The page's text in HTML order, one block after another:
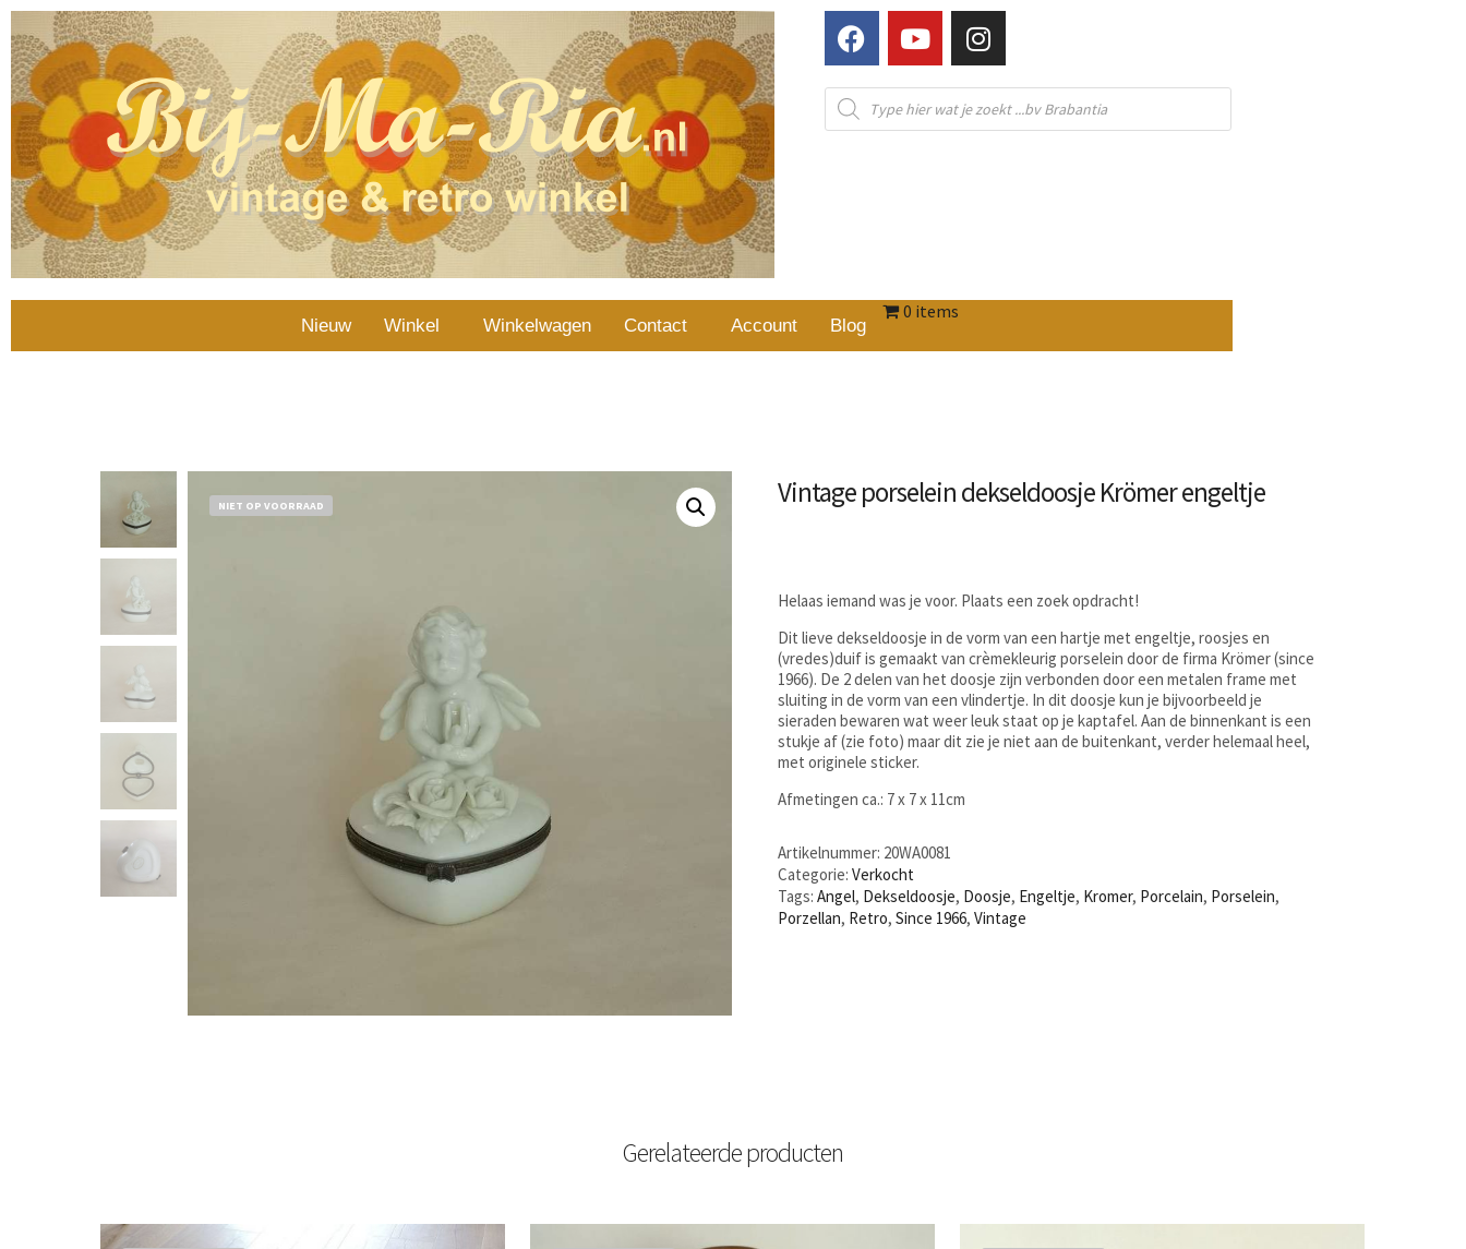
Nieuw Winkel Winkelwagen Contact Account Blog
0 items
NIET OP VOORRAAD Vintage porselein dekseldoosje Krömer engeltje
Helaas iemand was je voor. Plaats een zoek opdracht!
Dit lieve dekseldoosje in de vorm van een hartje met engeltje, roosjes en
(vredes)duif is gemaakt van crèmekleurig porselein door de firma Krömer (since
1966). De 2 delen van het doosje zijn verbonden door een metalen frame met
sluiting in de vorm van een vlindertje. In dit doosje kun je bijvoorbeeld je
sieraden bewaren wat weer leuk staat op je kaptafel. Aan de binnenkant is een
stukje af (zie foto) maar dit zie je niet aan de buitenkant, verder helemaal heel,
met originele sticker.
Afmetingen ca.: 7 x 7 x 11cm
Artikelnummer: 20WA0081
Categorie:Verkocht
Tags:Angel, Dekseldoosje, Doosje, Engeltje, Kromer, Porcelain, Porselein,
Porzellan, Retro,Since 1966,Vintage
Gerelateerde producten